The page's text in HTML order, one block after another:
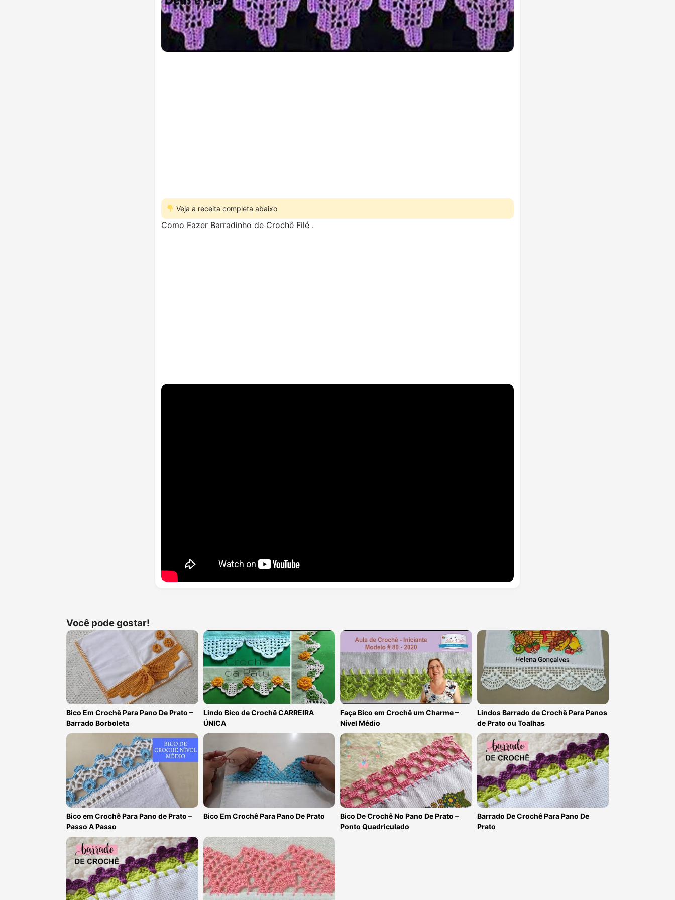
Veja a receita completa abaixo
Como Fazer Barradinho de Crochê Filé .
Você pode gostar!
Bico Em Crochê Para Pano De Prato –
Barrado Borboleta
Lindo Bico de Crochê CARREIRA
ÚNICA
Faça Bico em Crochê um Charme –
Nível Médio
Lindos Barrado de Crochê Para Panos
de Prato ou Toalhas
Bico em Crochê Para Pano de Prato –
Passo A Passo
Bico Em Crochê Para Pano De Prato
Bico De Crochê No Pano De Prato –
Ponto Quadriculado
Barrado De Crochê Para Pano De
Prato